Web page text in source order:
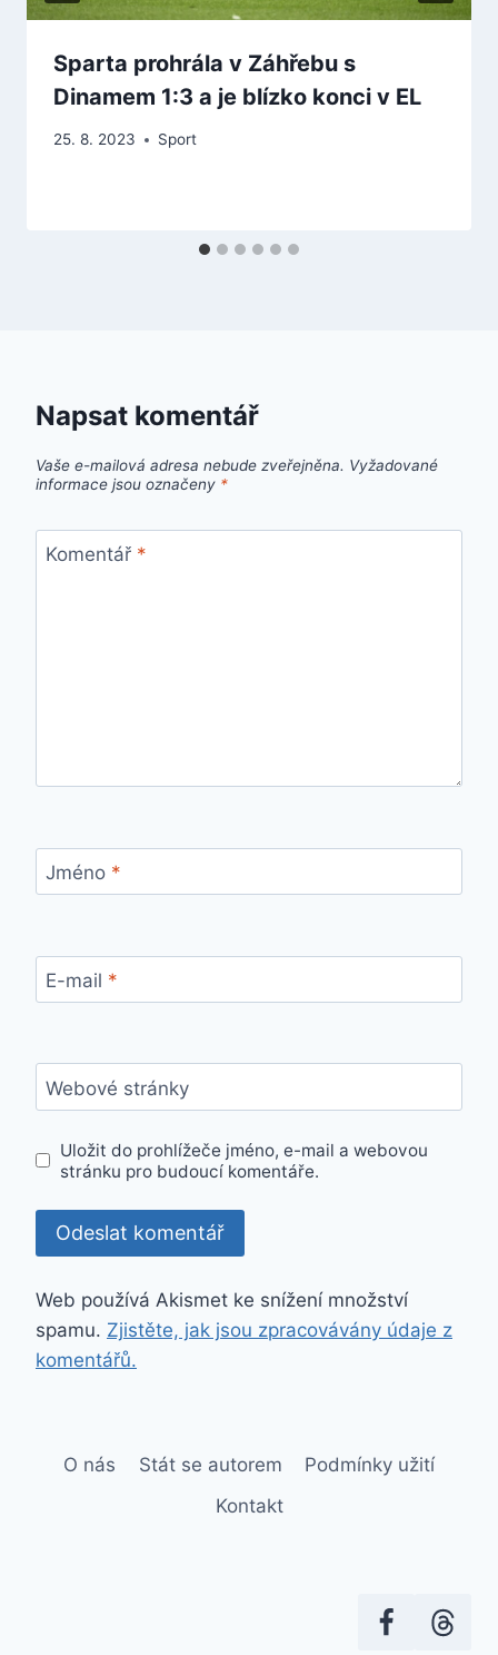
Sparta prohrála v Záhřebu s
Dinamem 1:3 a je blízko konci v EL
25. 8. 2023 Sport
Napsat komentář
Vaše e-mailová adresa nebude zveřejněna. Vyžadované
informace jsou označeny *
Komentář *
Jméno *
E-mail *
Webové stránky
Uložit do prohlížeče jméno, e-mail a webovou
stránku pro budoucí komentáře.
Web používá Akismet ke snížení množství
spamu. Zjistěte, jak jsou zpracovávány údaje z
komentářů.
O nás Stát se autorem
Podmínky užití
Kontakt